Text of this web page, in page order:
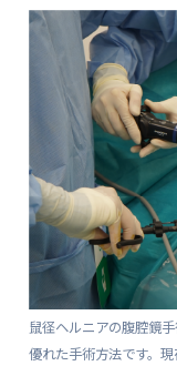
鼠径ヘルニアの腹腔鏡手
優れた手術方法です。